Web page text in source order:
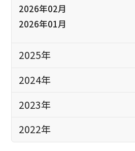
2026年02月
2026年01月
2025年
2024年
2023年
2022年